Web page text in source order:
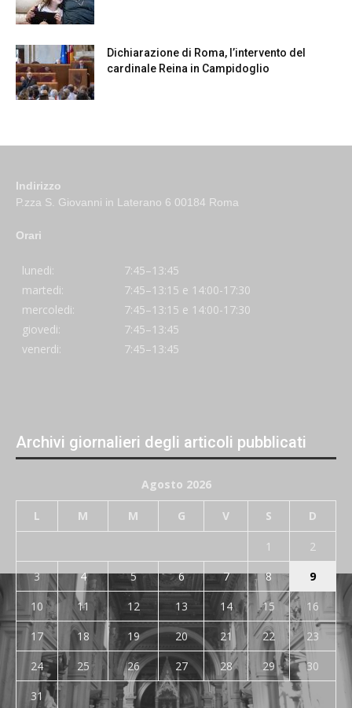
Dichiarazione di Roma, l’intervento del
cardinale Reina in Campidoglio
Indirizzo
P.zza S. Giovanni in Laterano 6 00184 Roma
Orari
lunedi:
7:45–13:45
martedi:
7:45–13:15 e 14:00-17:30
mercoledi:
7:45–13:15 e 14:00-17:30
giovedi:
7:45–13:45
venerdi:
7:45–13:45
Archivi giornalieri degli articoli pubblicati
Agosto 2026
L M M G V S D
1
2
3
4 5 6 7 8
9
10
11 12 13 14 15
16
17
18 19 20 21 22
23
24
25 26 27 28 29
30
31